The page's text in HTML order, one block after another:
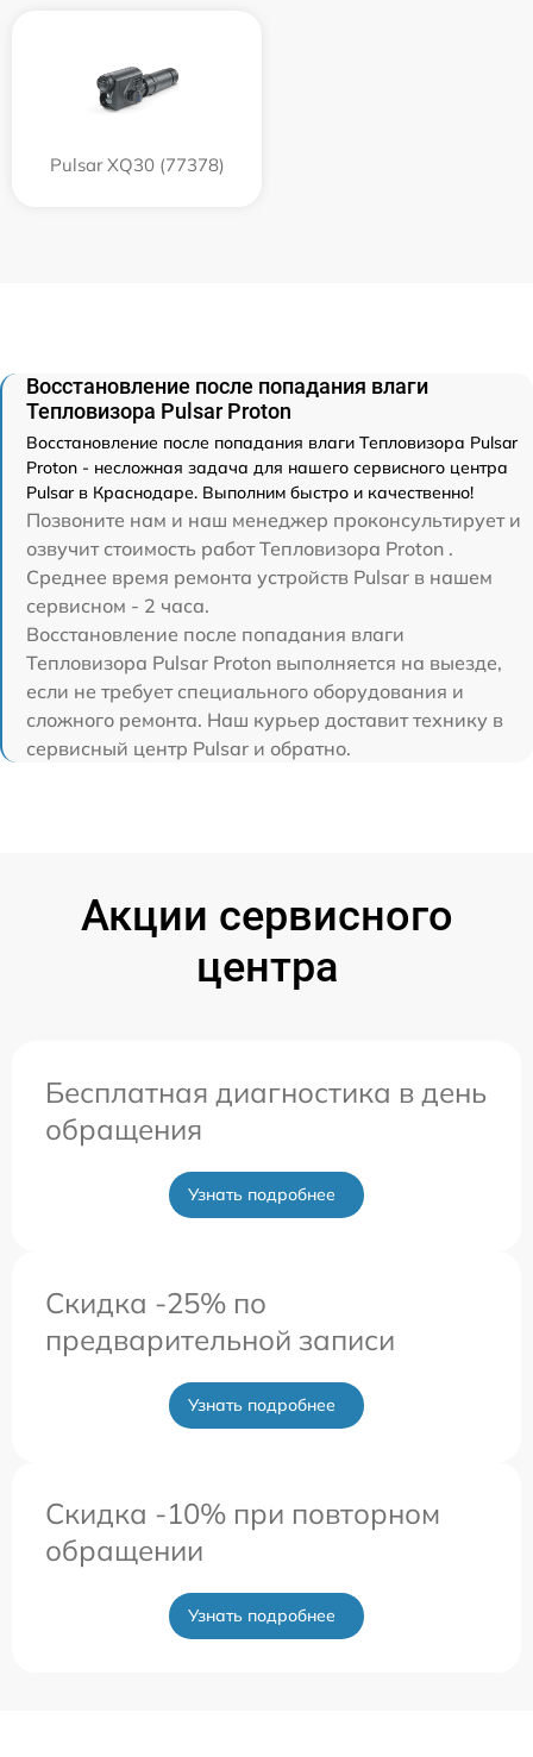
Pulsar XQ30 (77378)
Восстановление после попадания влаги
Тепловизора Pulsar Proton
Восстановление после попадания влаги Тепловизора Pulsar
Proton - несложная задача для нашего сервисного центра
Pulsar в Краснодаре. Выполним быстро и качественно!
Позвоните нам и наш менеджер проконсультирует и
озвучит стоимость работ Тепловизора Proton .
Среднее время ремонта устройств Pulsar в нашем
сервисном - 2 часа.
Восстановление после попадания влаги
Тепловизора Pulsar Proton выполняется на выезде,
если не требует специального оборудования и
сложного ремонта. Наш курьер доставит технику в
сервисный центр Pulsar и обратно.
Акции сервисного
центра
Бесплатная диагностика в день
обращения
Узнать подробнее
Скидка -25% по
предварительной записи
Узнать подробнее
Скидка -10% при повторном
обращении
Узнать подробнее